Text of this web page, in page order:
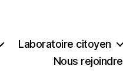
Laboratoire citoyen
Nous rejoindre